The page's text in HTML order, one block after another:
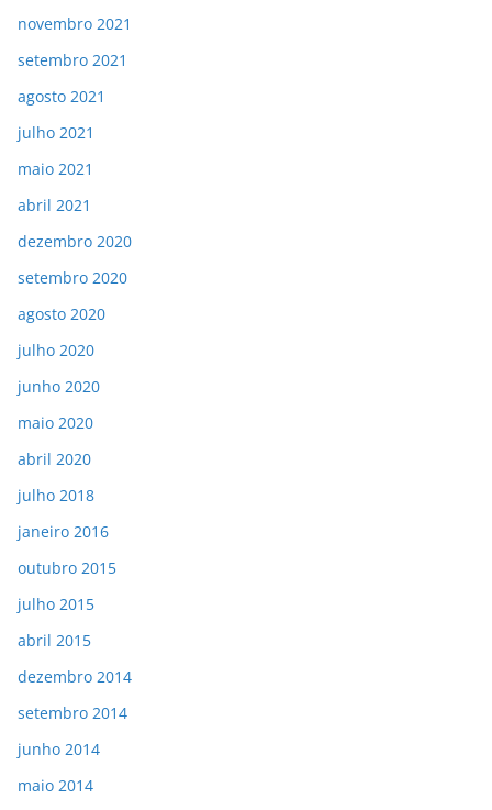
novembro 2021
setembro 2021
agosto 2021
julho 2021
maio 2021
abril 2021
dezembro 2020
setembro 2020
agosto 2020
julho 2020
junho 2020
maio 2020
abril 2020
julho 2018
janeiro 2016
outubro 2015
julho 2015
abril 2015
dezembro 2014
setembro 2014
junho 2014
maio 2014